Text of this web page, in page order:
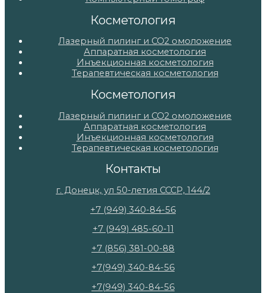
Косметология
Лазерный пилинг и СО2 омоложение
Аппаратная косметология
Инъекционная косметология
Терапевтическая косметология
Косметология
Лазерный пилинг и СО2 омоложение
Аппаратная косметология
Инъекционная косметология
Терапевтическая косметология
Контакты
г. Донецк, ул 50-летия СССР, 144/2
+7 (949) 340-84-56
+7 (949) 485-60-11
+7 (856) 381-00-88
+7(949) 340-84-56
+7(949) 340-84-56